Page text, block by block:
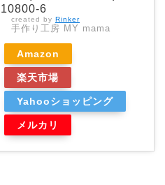
10800-6
created by Rinker
手作り工房 MY mama
Amazon
楽天市場
Yahooショッピング
メルカリ